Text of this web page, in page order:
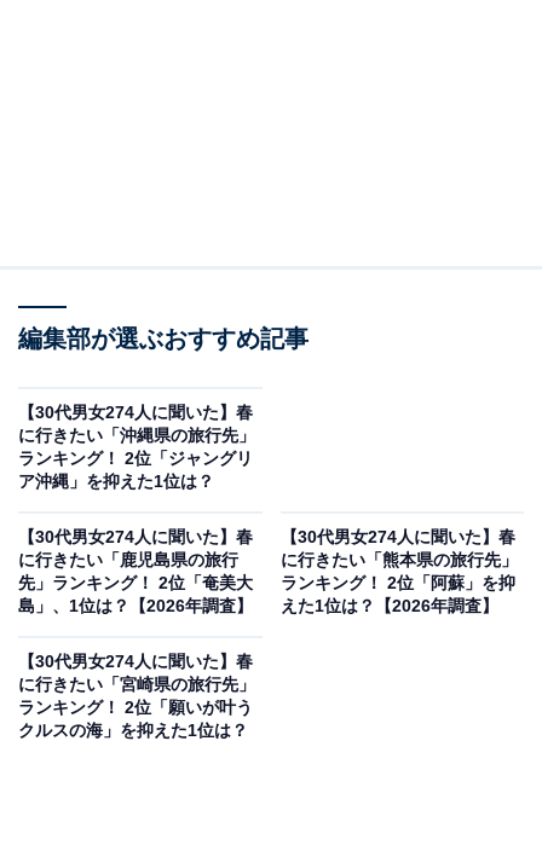
編集部が選ぶおすすめ記事
【30代男女274人に聞いた】春
に行きたい「沖縄県の旅行先」
ランキング！ 2位「ジャングリ
ア沖縄」を抑えた1位は？
【30代男女274人に聞いた】春
に行きたい「鹿児島県の旅行
先」ランキング！ 2位「奄美大
島」、1位は？【2026年調査】
【30代男女274人に聞いた】春
に行きたい「熊本県の旅行先」
ランキング！ 2位「阿蘇」を抑
えた1位は？【2026年調査】
【30代男女274人に聞いた】春
に行きたい「宮崎県の旅行先」
ランキング！ 2位「願いが叶う
クルスの海」を抑えた1位は？